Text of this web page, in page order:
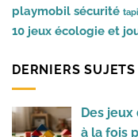
playmobil sécurité
10 jeux écologie et
DERNIERS SUJETS
Des
à la fois